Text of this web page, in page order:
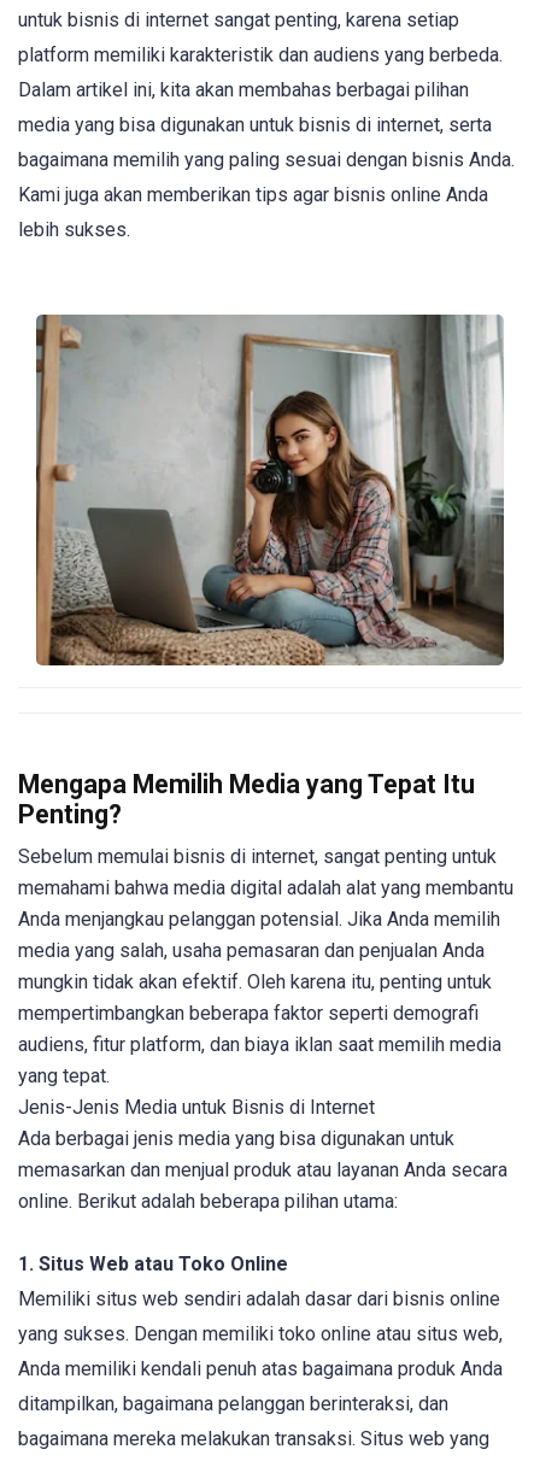
untuk bisnis di internet sangat penting, karena setiap
platform memiliki karakteristik dan audiens yang berbeda.
Dalam artikel ini, kita akan membahas berbagai pilihan
media yang bisa digunakan untuk bisnis di internet, serta
bagaimana memilih yang paling sesuai dengan bisnis Anda.
Kami juga akan memberikan tips agar bisnis online Anda
lebih sukses.
Mengapa Memilih Media yang Tepat Itu
Penting?
Sebelum memulai bisnis di internet, sangat penting untuk
memahami bahwa media digital adalah alat yang membantu
Anda menjangkau pelanggan potensial. Jika Anda memilih
media yang salah, usaha pemasaran dan penjualan Anda
mungkin tidak akan efektif. Oleh karena itu, penting untuk
mempertimbangkan beberapa faktor seperti demografi
audiens, fitur platform, dan biaya iklan saat memilih media
yang tepat.
Jenis-Jenis Media untuk Bisnis di Internet
Ada berbagai jenis media yang bisa digunakan untuk
memasarkan dan menjual produk atau layanan Anda secara
online. Berikut adalah beberapa pilihan utama:
1. Situs Web atau Toko Online
Memiliki situs web sendiri adalah dasar dari bisnis online
yang sukses. Dengan memiliki toko online atau situs web,
Anda memiliki kendali penuh atas bagaimana produk Anda
ditampilkan, bagaimana pelanggan berinteraksi, dan
bagaimana mereka melakukan transaksi. Situs web yang